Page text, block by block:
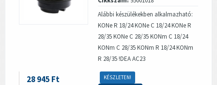
Alábbi készülékekben alkalmazható:
KONe R 18/24 KONe C 18/24 KONe R
28/35 KONe C 28/35 KONm C 18/24
KONm C 28/35 KONm R 18/24 KONm
R 28/35 !DEA AC23
KÉSZLETEN!
28 945 Ft